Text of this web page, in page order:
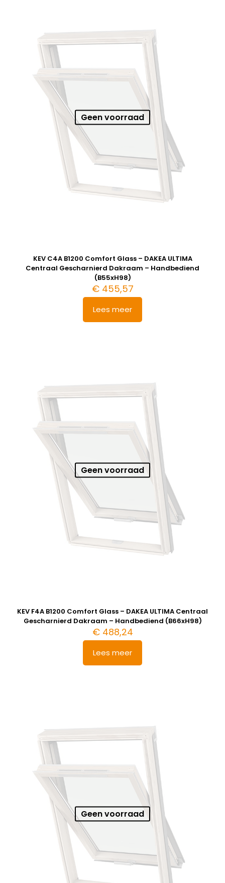
Geen voorraad
KEV C4A B1200 Comfort Glass – DAKEA ULTIMA
Centraal Gescharnierd Dakraam – Handbediend
(B55xH98)
€455,57
Lees meer
Geen voorraad
KEV F4A B1200 Comfort Glass – DAKEA ULTIMA Centraal
Gescharnierd Dakraam – Handbediend (B66xH98)
€488,24
Lees meer
Geen voorraad